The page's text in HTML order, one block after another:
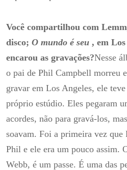
Você compartilhou com
disco; O mundo é seu , em Los
encarou as gravações?Nesse
o pai de Phil Campbell morreu
gravar em Los Angeles, ele
próprio estúdio. Eles pegaram
acordes, não para gravá-los,
soavam. Foi a primeira vez que
Phil e ele era um pouco assim.
Webb, é um passe. É uma das